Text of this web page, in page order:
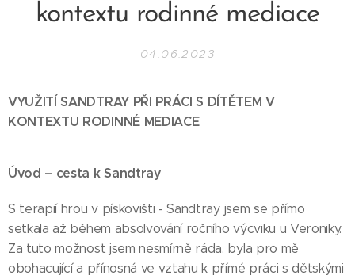
kontextu rodinné mediace
04.06.2023
VYUŽITÍ SANDTRAY PŘI PRÁCI S DÍTĚTEM V
KONTEXTU RODINNÉ MEDIACE
Úvod – cesta k Sandtray
S terapií hrou v pískovišti - Sandtray jsem se přímo
setkala až během absolvování ročního výcviku u Veroniky.
Za tuto možnost jsem nesmírně ráda, byla pro mě
obohacující a přínosná ve vztahu k přímé práci s dětskými